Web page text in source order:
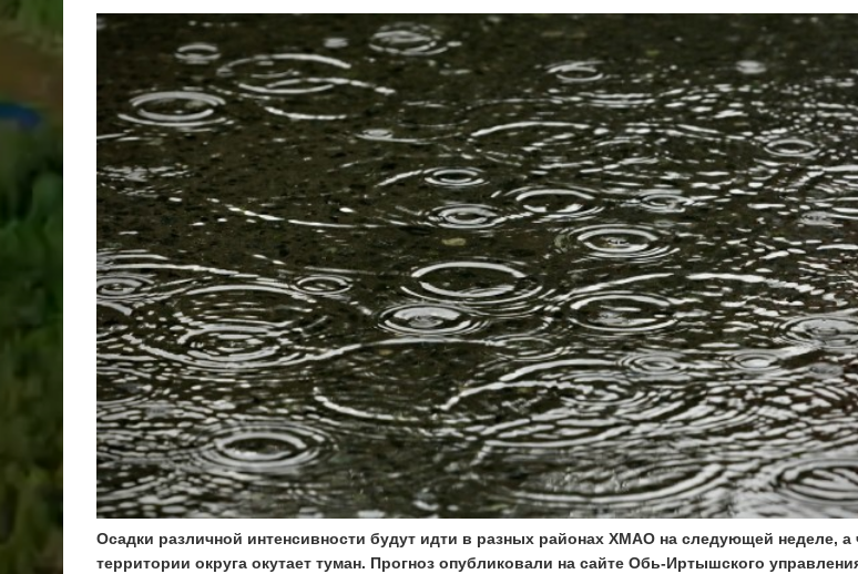
Осадки различной интенсивности будут идти в разных районах ХМАО на следующей неделе, а
территории округа окутает туман. Прогноз опубликовали на сайте Обь-Иртышского